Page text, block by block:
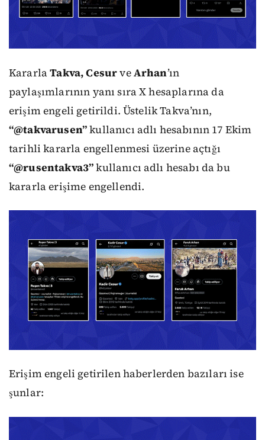
KararlaTakva, CesurveArhan’ın
paylaşımlarının yanı sıra X hesaplarına da
erişim engeli getirildi. Üstelik Takva’nın,
“@takvarusen”kullanıcı adlı hesabının 17 Ekim
tarihli kararla engellenmesi üzerine açtığı
“@rusentakva3”kullanıcı adlı hesabı da bu
kararla erişime engellendi.
Erişim engeli getirilen haberlerden bazıları ise
şunlar: